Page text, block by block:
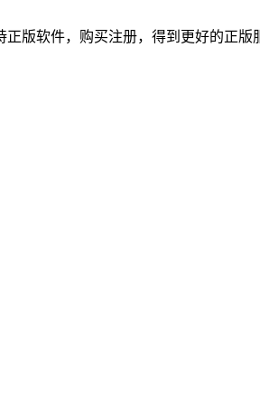
版软件，购买注册，得到更好的正版